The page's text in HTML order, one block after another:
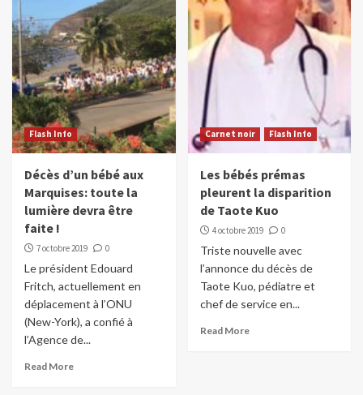
Flash Info
Décès d’un bébé aux
Marquises: toute la
lumière devra être
faite !
7 octobre 2019 0
Le président Edouard
Fritch, actuellement en
déplacement à l’ONU
(New-York), a confié à
l’Agence de...
Read More
Carnet noir Flash Info
Les bébés prémas
pleurent la disparition
de Taote Kuo
4 octobre 2019 0
Triste nouvelle avec
l’annonce du décès de
Taote Kuo, pédiatre et
chef de service en...
Read More